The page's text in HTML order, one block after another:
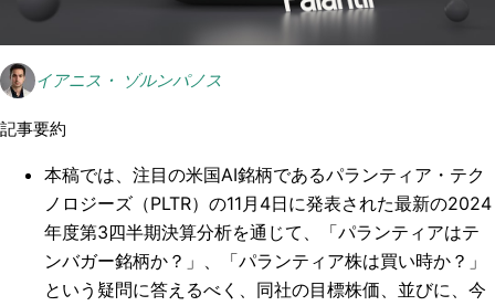
イアニス・ ゾルンパノス
記事要約
本稿では、注目の米国AI銘柄であるパランティア・テク
ノロジーズ（PLTR）の11月4日に発表された最新の2024
年度第3四半期決算分析を通じて、「パランティアはテ
ンバガー銘柄か？」、「パランティア株は買い時か？」
という疑問に答えるべく、同社の目標株価、並びに、今